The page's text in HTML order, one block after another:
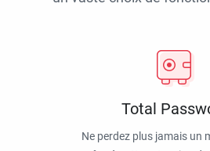
Total
Ne perdez plus jamais un